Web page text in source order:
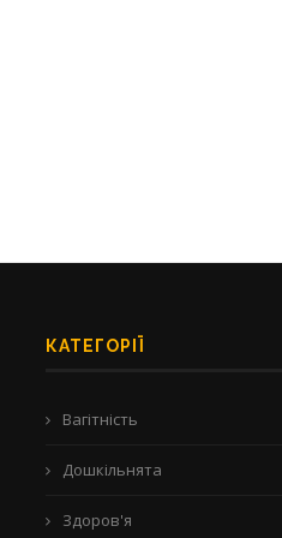
КАТЕГОРІЇ
Вагітність
Дошкільнята
Здоров'я